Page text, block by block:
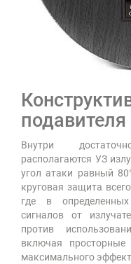
подавителя
Внутри
располагаются УЗ
угол атаки равный
круговая защита
где в
сигналов от
против
включая просторные
максимального